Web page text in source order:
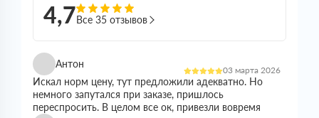
4,7Все 35 отзывов
Антон
03 марта 2026
Искал норм цену, тут предложили адекватно. Но
немного запутался при заказе, пришлось
переспросить. В целом все ок, привезли вовремя